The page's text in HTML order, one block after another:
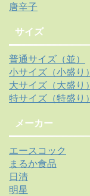
唐辛子
サイズ
普通サイズ（並）
小サイズ（小盛り）
大サイズ（大盛り）
特サイズ（特盛り）
メーカー
エースコック
まるか食品
日清
明星